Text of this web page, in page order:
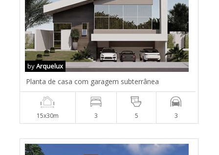
byArquelux
Planta de casa com garagem subterrânea
15x30m 3 5 3